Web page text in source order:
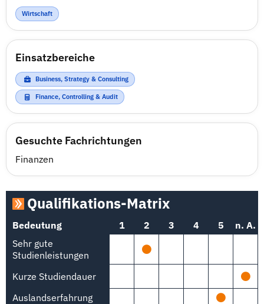
Wirtschaft
Einsatzbereiche
Business, Strategy & Consulting
Finance, Controlling & Audit
Gesuchte Fachrichtungen
Finanzen
Qualifikations-Matrix
Bedeutung 1 2 3 4 5
n. A.
Sehr gute
Studienleistungen
Kurze Studiendauer
Auslandserfahrung